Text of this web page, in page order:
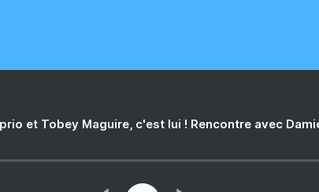
et Tobey Maguire, c'est lui ! Rencontre avec